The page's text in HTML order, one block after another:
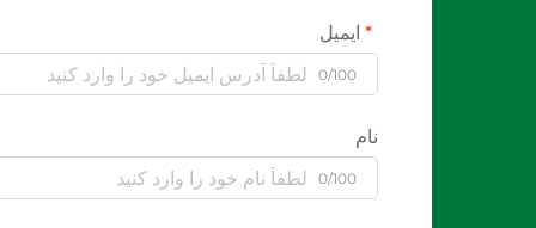
ایمیل
0/100
نام
0/100